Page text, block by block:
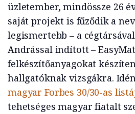
üzletember, mindössze 26
saját projekt is fűződik a
legismertebb – a
Andrással indított –
felkészítőanyagokat
hallgatóknak vizsgákra.
magyar Forbes 30/30-as
tehetséges magyar fiatalt